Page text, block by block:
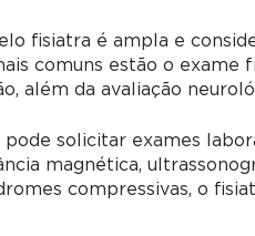
fisiatra é ampla e
comuns estão o
além da avaliação
solicitar exames
magnética,
compressivas, o